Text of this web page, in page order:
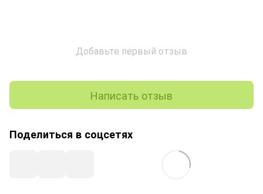
Добавьте первый отзыв
Написать отзыв
Поделиться в соцсетях